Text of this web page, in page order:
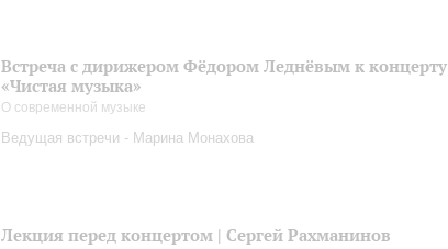
Встреча с дирижером Фёдором Леднёвым к концерту
«Чистая музыка»
О современной музыке
Ведущая встречи - Марина Монахова
Лекция перед концертом | Сергей Рахманинов